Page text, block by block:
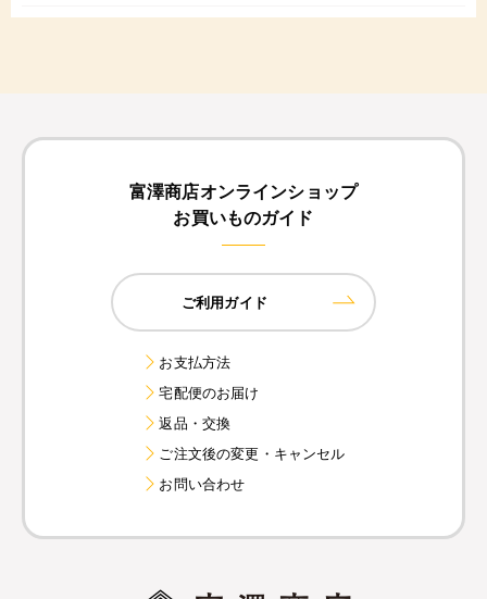
富澤商店オンラインショップ
お買いものガイド
ご利用ガイド
お支払方法
宅配便のお届け
返品・交換
ご注文後の変更・キャンセル
お問い合わせ